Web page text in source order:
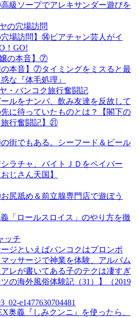
級ソープでアレキサンダー遊びを
穴場訪問】⑭ビアチャン芸人がイ
！GO!
の本音】⑦タイミングをミスると最
な『体毛処理』
ルをナンパ、飲み友達を反故して
に待っていたものとは？【閣下の
行奮闘記】㉑
ラチャ、バイトＪＤをペイバー
じさん天国】
尻舐め＆前立腺専門店で遊ぼう
「ロールスロイス」のやり方を徹
ジといえばバンコクはプロンポ
ッサージで神業を体験、アルバム
レが書いてある子のテクは凄すぎ
の海外風俗体験記（31）】（2019
奥義『しみクンニ』を使ったら、